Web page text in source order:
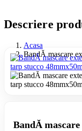
Descriere
Acasa
BandĂ mascare
BandĂ mascare